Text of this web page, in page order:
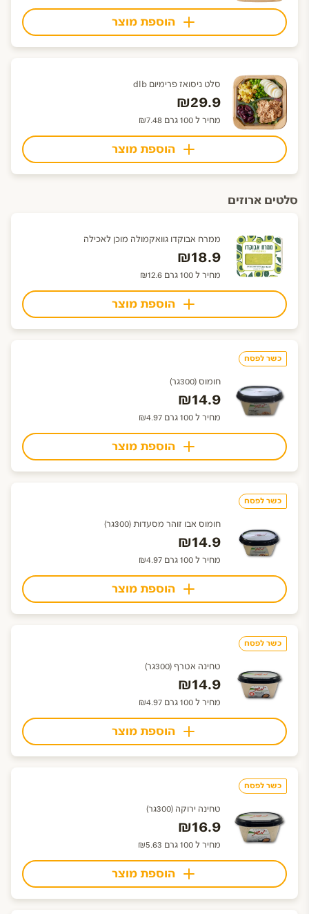
הוספת מוצר
סלט ניסואז פרימיום dlb
₪29.9
מחיר ל 100 גרם ₪7.48
הוספת מוצר
סלטים ארוזים
ממרח אבוקדו גוואקמולה מוכן לאכילה
₪18.9
מחיר ל 100 גרם ₪12.6
הוספת מוצר
כשר לפסח
חומוס (300גר)
₪14.9
מחיר ל 100 גרם ₪4.97
הוספת מוצר
כשר לפסח
חומוס אבו זוהר מסעדות (300גר)
₪14.9
מחיר ל 100 גרם ₪4.97
הוספת מוצר
כשר לפסח
טחינה אטרף (300גר)
₪14.9
מחיר ל 100 גרם ₪4.97
הוספת מוצר
כשר לפסח
טחינה ירוקה (300גר)
₪16.9
מחיר ל 100 גרם ₪5.63
הוספת מוצר